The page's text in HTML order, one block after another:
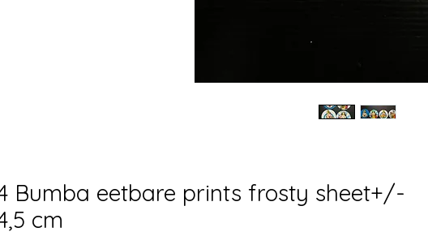
Bumba eetbare prints frosty sheet+/-
cm